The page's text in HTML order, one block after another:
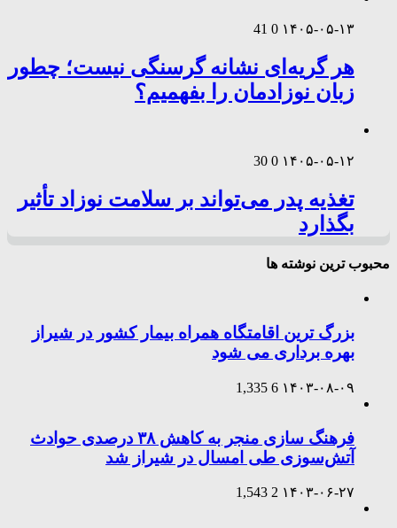
۱۴۰۵-۰۵-۱۳ 0
41
هر گریه‌ای نشانه گرسنگی نیست؛ چطور
زبان نوزادمان را بفهمیم؟
۱۴۰۵-۰۵-۱۲ 0
30
تغذیه پدر می‌تواند بر سلامت نوزاد تأثیر
بگذارد
محبوب ترین نوشته ها
بزرگ ترین اقامتگاه همراه بیمار کشور در شیراز
بهره برداری می شود
۱۴۰۳-۰۸-۰۹ 6
1,335
فرهنگ سازی منجر به کاهش ۳۸ درصدی حوادث
آتش‌سوزی طی امسال در شیراز شد
۱۴۰۳-۰۶-۲۷ 2
1,543